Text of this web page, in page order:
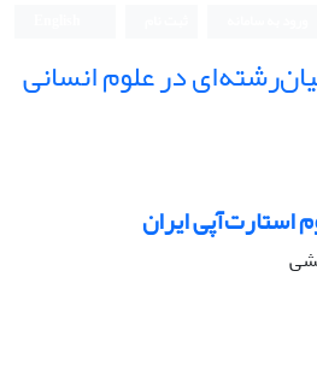
در علوم انسانی
استارت‌آپی ایران